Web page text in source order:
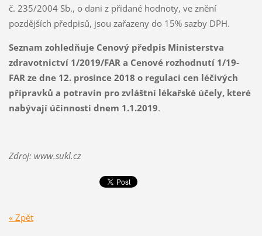
č. 235/2004 Sb., o dani z přidané hodnoty, ve znění
pozdějších předpisů, jsou zařazeny do 15% sazby DPH.
Seznam zohledňuje Cenový předpis Ministerstva
zdravotnictví 1/2019/FAR a Cenové rozhodnutí 1/19-
FAR ze dne 12. prosince 2018 o regulaci cen léčivých
přípravků a potravin pro zvláštní lékařské účely, které
nabývají účinnosti dnem 1.1.2019.
Zdroj: www.sukl.cz
« Zpět